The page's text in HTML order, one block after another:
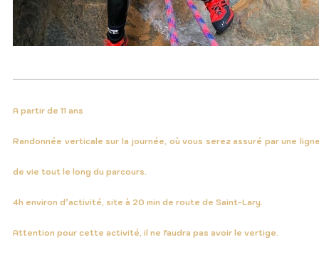
A partir de 11 ans
Randonnée verticale sur la journée, où vous serez assuré par une
de vie tout le long du parcours.
4h environ d’activité, site à 20 min de route de Saint-Lary.
Attention pour cette activité, il ne faudra pas avoir le vertige.